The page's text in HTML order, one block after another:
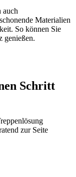
auch
Materialien
So können Sie
genießen.
Schritt
zur Seite